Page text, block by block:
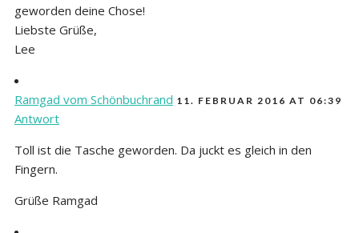
geworden deine Chose!
Liebste Grüße,
Lee
Ramgad vom Schönbuchrand 11. FEBRUAR 2016 AT 06:39
Antwort
Toll ist die Tasche geworden. Da juckt es gleich in den
Fingern.
Grüße Ramgad